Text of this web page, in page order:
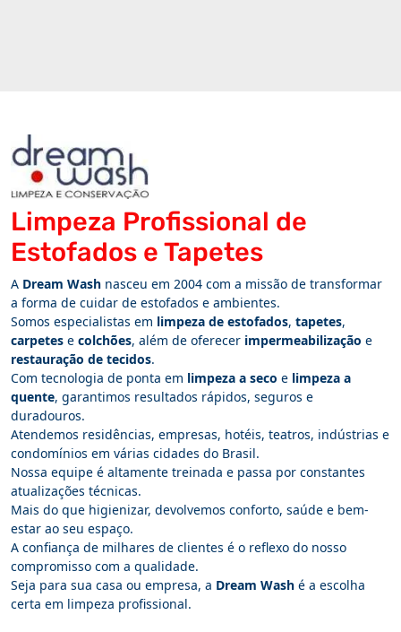
Limpeza Profissional de
Estofados e Tapetes
A Dream Wash nasceu em 2004 com a missão de transformar
a forma de cuidar de estofados e ambientes.
Somos especialistas em limpeza de estofados, tapetes,
carpetes e colchões, além de oferecer impermeabilização e
restauração de tecidos.
Com tecnologia de ponta em limpeza a seco e limpeza a
quente, garantimos resultados rápidos, seguros e
duradouros.
Atendemos residências, empresas, hotéis, teatros, indústrias e
condomínios em várias cidades do Brasil.
Nossa equipe é altamente treinada e passa por constantes
atualizações técnicas.
Mais do que higienizar, devolvemos conforto, saúde e bem-
estar ao seu espaço.
A confiança de milhares de clientes é o reflexo do nosso
compromisso com a qualidade.
Seja para sua casa ou empresa, a Dream Wash é a escolha
certa em limpeza profissional.